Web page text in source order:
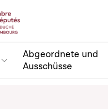
Abgeordnete und
Ausschüsse